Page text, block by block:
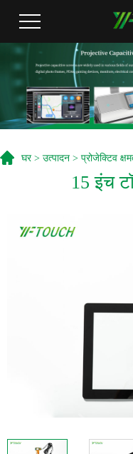
घर> उत्पादन > प्रोजेक्टिव
15 इंच